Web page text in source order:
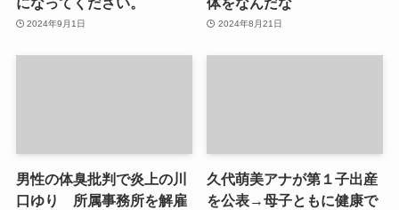
2024年9月1日 2024年8月21日
男性の体臭批判で炎上の川
口ゆり 所属事務所を解雇
久代萌美アナが第１子出産
を公表→母子ともに健康で